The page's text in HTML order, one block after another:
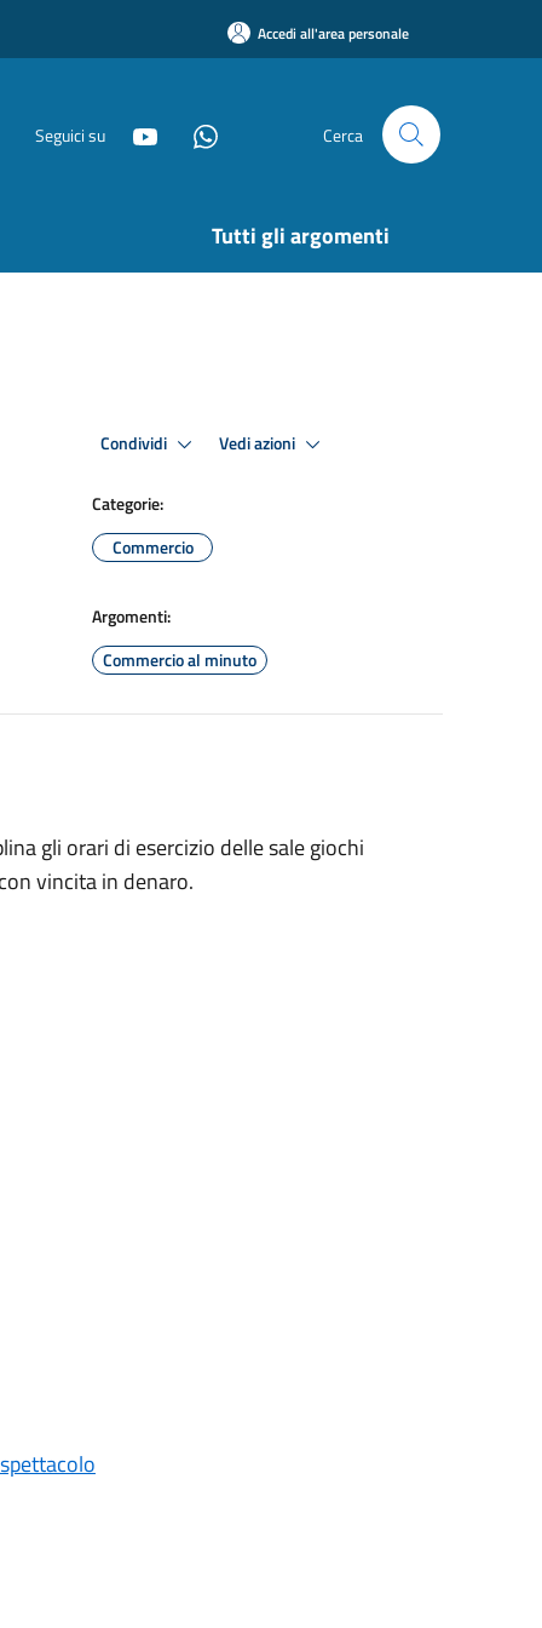
Accedi all'area personale
Seguici su Cerca
Tutti gli argomenti
Condividi Vedi azioni
Categorie:
Commercio
Argomenti:
Commercio al minuto
gli orari di esercizio delle sale giochi
vincita in denaro.